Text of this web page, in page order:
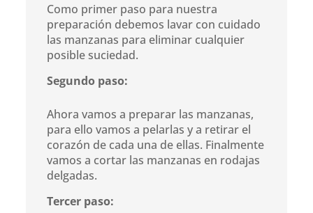
Como primer paso para nuestra
preparación debemos lavar con cuidado
las manzanas para eliminar cualquier
posible suciedad.
Segundo paso:
Ahora vamos a preparar las manzanas,
para ello vamos a pelarlas y a retirar el
corazón de cada una de ellas. Finalmente
vamos a cortar las manzanas en rodajas
delgadas.
Tercer paso: